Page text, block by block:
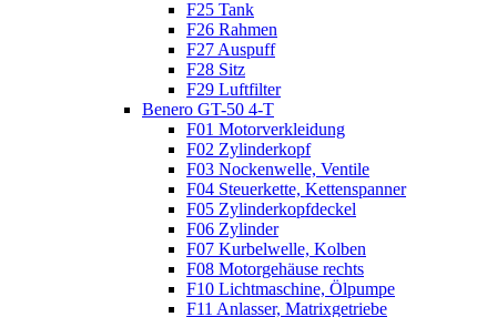
F25 Tank
F26 Rahmen
F27 Auspuff
F28 Sitz
F29 Luftfilter
Benero GT-50 4-T
F01 Motorverkleidung
F02 Zylinderkopf
F03 Nockenwelle, Ventile
F04 Steuerkette, Kettenspanner
F05 Zylinderkopfdeckel
F06 Zylinder
F07 Kurbelwelle, Kolben
F08 Motorgehäuse rechts
F10 Lichtmaschine, Ölpumpe
F11 Anlasser, Matrixgetriebe